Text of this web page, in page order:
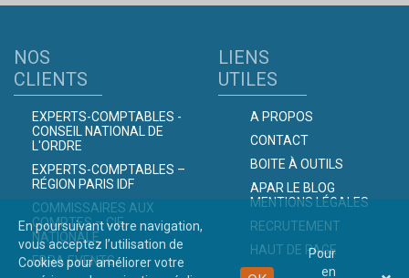
NOS
CLIENTS
EXPERTS-COMPTABLES -
CONSEIL NATIONAL DE
L'ORDRE
EXPERTS-COMPTABLES –
RÉGION PARIS IDF
COMMISSAIRES AUX
COMPTES – CIE
NATIONALE
EBRA EVENTS
LIENS
UTILES
A PROPOS
CONTACT
BOITE À OUTILS
APAR LE BLOG
MENTIONS LÉGALES
RECRUTEMENT
HAUT DE PAGE
En poursuivant votre navigation,
vous acceptez l’utilisation de
Cookies pour améliorer votre
Pour
en